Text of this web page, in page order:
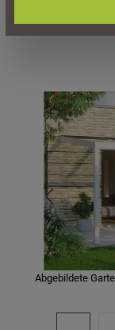
Bildergalerie
Abgebildete